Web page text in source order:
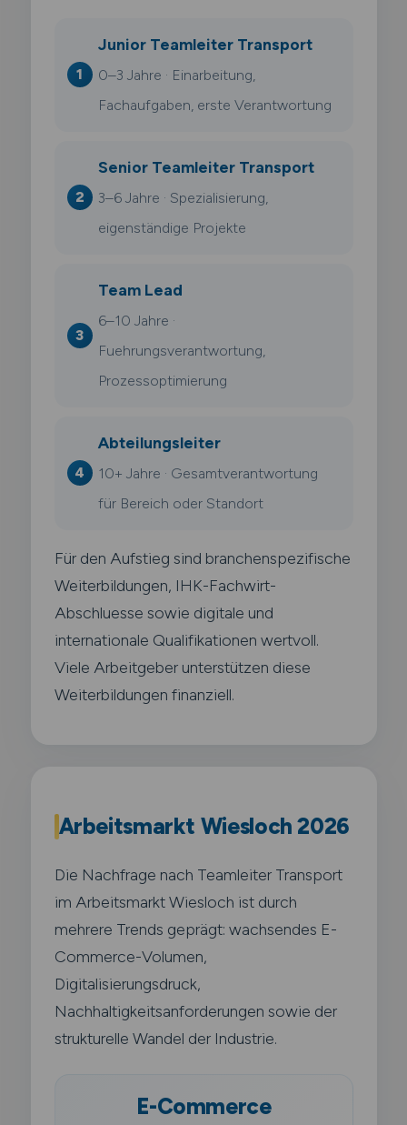
Junior Teamleiter Transport
0–3 Jahre · Einarbeitung,
Fachaufgaben, erste Verantwortung
Senior Teamleiter Transport
3–6 Jahre · Spezialisierung,
eigenständige Projekte
Team Lead
6–10 Jahre ·
Fuehrungsverantwortung,
Prozessoptimierung
Abteilungsleiter
10+ Jahre · Gesamtverantwortung
für Bereich oder Standort
Für den Aufstieg sind branchenspezifische
Weiterbildungen, IHK-Fachwirt-
Abschluesse sowie digitale und
internationale Qualifikationen wertvoll.
Viele Arbeitgeber unterstützen diese
Weiterbildungen finanziell.
Arbeitsmarkt Wiesloch 2026
Die Nachfrage nach Teamleiter Transport
im Arbeitsmarkt Wiesloch ist durch
mehrere Trends geprägt: wachsendes E-
Commerce-Volumen,
Digitalisierungsdruck,
Nachhaltigkeitsanforderungen sowie der
strukturelle Wandel der Industrie.
E-Commerce